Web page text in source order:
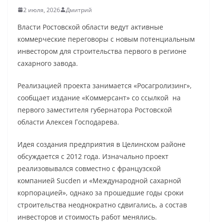
2 июля, 2026 Дмитрий
Власти Ростовской области ведут активные
коммерческие переговоры с новым потенциальным
инвестором для строительства первого в регионе
сахарного завода.
Реализацией проекта занимается «Росагролизинг»,
сообщает издание «Коммерсант» со ссылкой на
первого заместителя губернатора Ростовской
области Алексея Господарева.
Идея создания предприятия в Целинском районе
обсуждается с 2012 года. Изначально проект
реализовывался совместно с французской
компанией Sucden и «Международной сахарной
корпорацией», однако за прошедшие годы сроки
строительства неоднократно сдвигались, а состав
инвесторов и стоимость работ менялись.